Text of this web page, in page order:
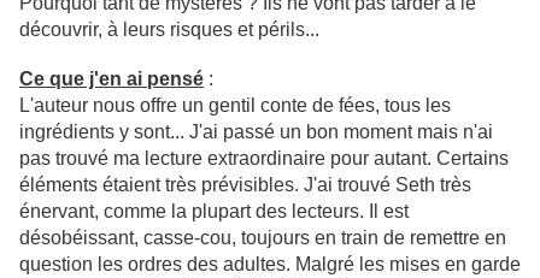
découvrir, à leurs risques et périls...
Ce que j'en ai pensé :
L'auteur nous offre un gentil conte de fées, tous les
ingrédients y sont... J'ai passé un bon moment mais n'ai
pas trouvé ma lecture extraordinaire pour autant. Certains
éléments étaient très prévisibles. J'ai trouvé Seth très
énervant, comme la plupart des lecteurs. Il est
désobéissant, casse-cou, toujours en train de remettre en
question les ordres des adultes. Malgré les mises en garde